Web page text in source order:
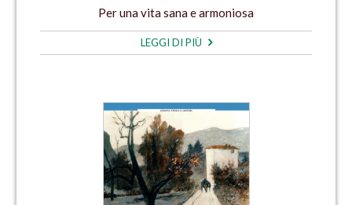
Per una vita sana e armoniosa
LEGGI DI PIÙ